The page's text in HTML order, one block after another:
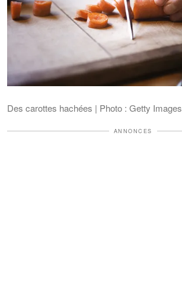
Des carottes hachées | Photo : Getty Images
ANNONCES